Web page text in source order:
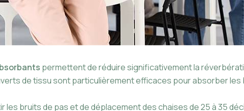
permettent de réduire significativement la
de tissu sont particulièrement efficaces pour absorber les
les bruits de pas et de déplacement des chaises de 25 à 35